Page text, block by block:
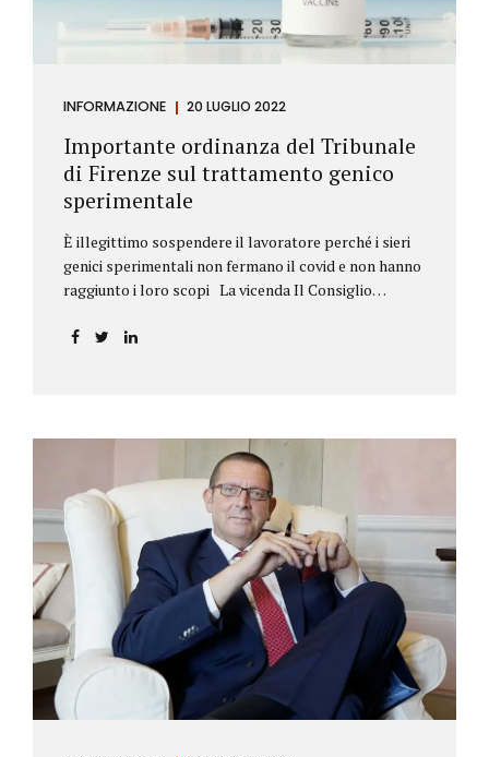
INFORMAZIONE 20 LUGLIO 2022
Importante ordinanza del Tribunale
di Firenze sul trattamento genico
sperimentale
È illegittimo sospendere il lavoratore perché i sieri
genici sperimentali non fermano il covid e non hanno
raggiunto i loro scopi La vicenda Il Consiglio
alla sospensione di una propria iscritta, a causa del
76/2021. La psicologa ricorreva in via d’urgenza al
Tribunale di Firenze per chiedere la sospensione di
tale provvedimento, gravemente pregiudizievole per
la propria persona, in quanto impeditivo dello
svolgimento della libera professione. Per il Giudice
fiorentino, Dott.ssa Susanna Zanda, il
provvedimento assunto dal Consiglio lede...